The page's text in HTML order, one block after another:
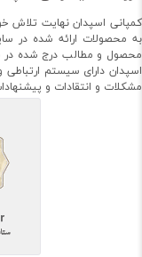
کمپانی اسپدان نهایت تلاش
به محصولات ارائه شده در
محصول و مطالب درج شده در
اسپدان دارای سیستم
مشکلات و انتقادات و